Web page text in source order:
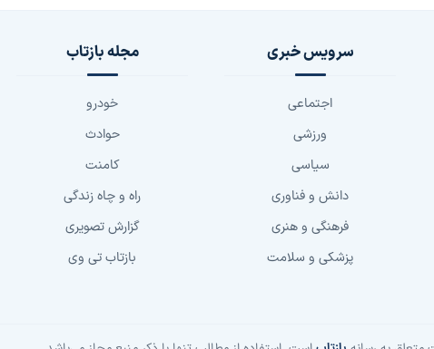
سرویس خبری
اجتماعی
ورزشی
سیاسی
دانش و فناوری
فرهنگی و هنری
پزشکی و سلامت
مجله بازتاب
خودرو
حوادث
کامنت
راه و چاه زندگی
گزارش تصویری
بازتاب تی وی